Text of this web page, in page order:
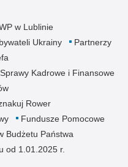
w Lublinie
Ukrainy
Partnerzy
Sprawy Kadrowe i Finansowe
Rower
Fundusze Pomocowe
Budżetu Państwa
od 1.01.2025 r.